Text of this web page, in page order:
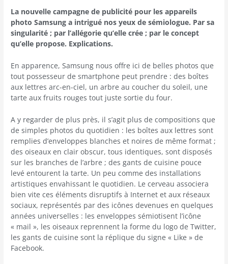
La nouvelle campagne de publicité pour les appareils
photo Samsung a intrigué nos yeux de sémiologue. Par sa
singularité ; par l’allégorie qu’elle crée ; par le concept
qu’elle propose. Explications.
En apparence, Samsung nous offre ici de belles photos que
tout possesseur de smartphone peut prendre : des boîtes
aux lettres arc-en-ciel, un arbre au coucher du soleil, une
tarte aux fruits rouges tout juste sortie du four.
A y regarder de plus près, il s’agit plus de compositions que
de simples photos du quotidien : les boîtes aux lettres sont
remplies d’enveloppes blanches et noires de même format ;
des oiseaux en clair obscur, tous identiques, sont disposés
sur les branches de l’arbre ; des gants de cuisine pouce
levé entourent la tarte. Un peu comme des installations
artistiques envahissant le quotidien. Le cerveau associera
bien vite ces éléments disruptifs à Internet et aux réseaux
sociaux, représentés par des icônes devenues en quelques
années universelles : les enveloppes sémiotisent l’icône
« mail », les oiseaux reprennent la forme du logo de Twitter,
les gants de cuisine sont la réplique du signe « Like » de
Facebook.